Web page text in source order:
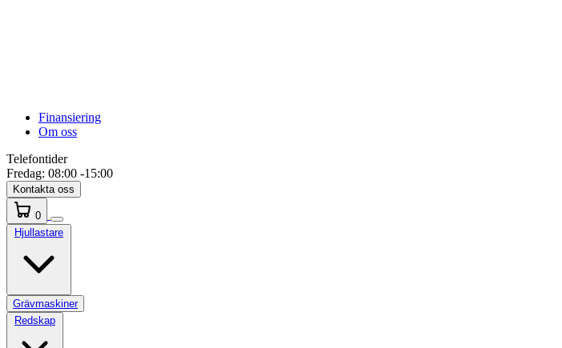
Finansiering
Om oss
Telefontider
Fredag: 08:00 -15:00
Kontakta oss
0
Hjullastare
Grävmaskiner
Redskap